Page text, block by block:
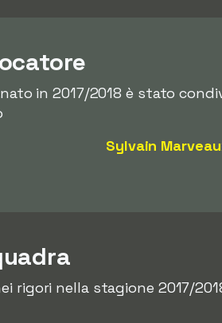
in 2017/2018 è stato
Sylvain
rigori nella stagione 2017/